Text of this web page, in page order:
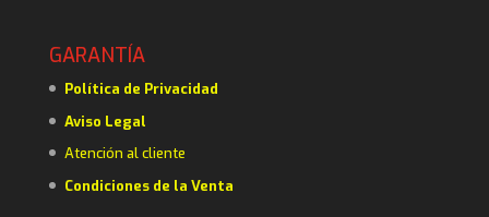
GARANTÍA
Política de Privacidad
Aviso Legal
Atención al cliente
Condiciones de la Venta